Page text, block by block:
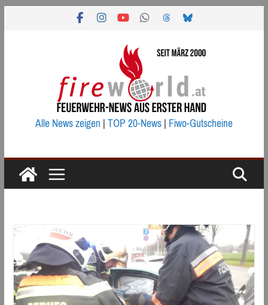
Alle News zeigen|TOP 20-News|Fiwo-Gutscheine